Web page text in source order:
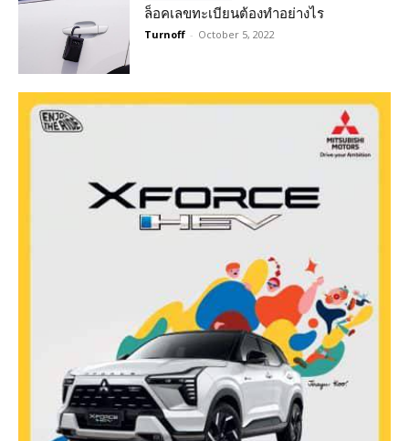
ล็อคเลขทะเบียนต้องทำอย่างไร
Turnoff - October 5, 2022